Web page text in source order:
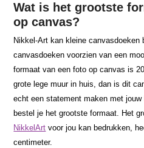
Wat is het grootste
op canvas?
Nikkel-Art kan kleine canvasdoeken
canvasdoeken voorzien van een
formaat van een foto op canvas is
grote lege muur in huis, dan is dit
echt een statement maken met
bestel je het grootste formaat. Het
NikkelArt voor jou kan bedrukken,
centimeter.